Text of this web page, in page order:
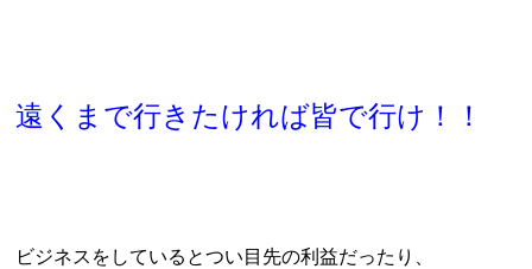
遠くまで行きたければ皆で行け！！
ビジネスをしているとつい目先の利益だったり、